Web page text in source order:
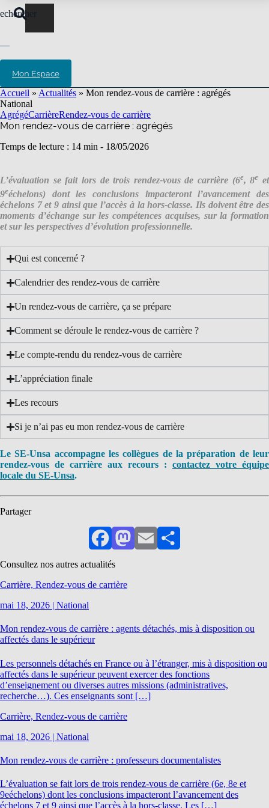
Mon Espace
Accueil » Actualités » Mon rendez-vous de carrière : agrégés
National
AgrégéCarrièreRendez-vous de carrière
Mon rendez-vous de carrière : agrégés
Temps de lecture : 14 min - 18/05/2026
L’évaluation se fait lors de trois rendez-vous de carrière (6e, 8e et
9eéchelons) dont les conclusions impacteront l’avancement des
échelons 7 et 9 ainsi que l’accès à la hors-classe. Ils doivent être des
moments d’échange sur les compétences acquises, sur la formation
et sur les perspectives d’évolution professionnelle.
Qui est concerné ?
Calendrier des rendez-vous de carrière
Un rendez-vous de carrière, ça se prépare
Comment se déroule le rendez-vous de carrière ?
Le compte-rendu du rendez-vous de carrière
L’appréciation finale
Les recours
Si je n’ai pas eu mon rendez-vous de carrière
Le SE-Unsa accompagne les collègues de la préparation de leur
rendez-vous de carrière aux recours : contactez votre équipe
locale du SE-Unsa.
Partager
FacebookMastodon
EmailPartager
Consultez nos autres actualités
Carrière, Rendez-vous de carrière
mai 18, 2026 | National
Mon rendez-vous de carrière : agents détachés, mis à disposition ou
affectés dans le supérieur
Les personnels détachés en France ou à l’étranger, mis à disposition ou
affectés dans le supérieur peuvent exercer des fonctions
d’enseignement ou diverses autres missions (administratives,
recherche…). Ces enseignants sont […]
Carrière, Rendez-vous de carrière
mai 18, 2026 | National
Mon rendez-vous de carrière : professeurs documentalistes
L’évaluation se fait lors de trois rendez-vous de carrière (6e, 8e et
9eéchelons) dont les conclusions impacteront l’avancement des
échelons 7 et 9 ainsi que l’accès à la hors-classe. Les […]